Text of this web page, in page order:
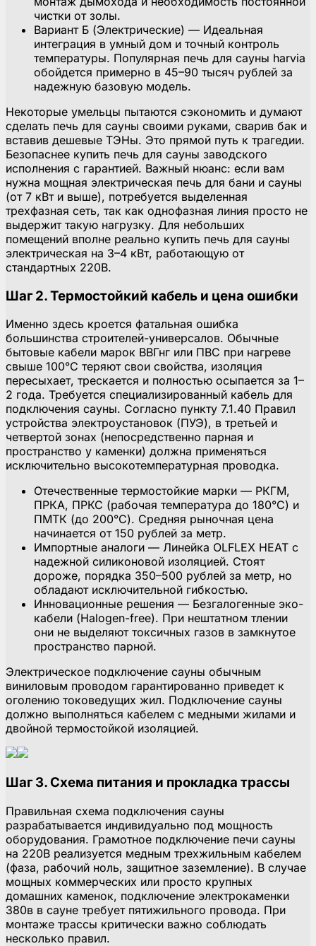
чистки от золы.
Вариант Б (Электрические) — Идеальная
интеграция в умный дом и точный контроль
температуры. Популярная печь для сауны harvia
обойдется примерно в 45–90 тысяч рублей за
надежную базовую модель.
Некоторые умельцы пытаются сэкономить и думают
сделать печь для сауны своими руками, сварив бак и
вставив дешевые ТЭНы. Это прямой путь к трагедии.
Безопаснее купить печь для сауны заводского
исполнения с гарантией. Важный нюанс: если вам
нужна мощная электрическая печь для бани и сауны
(от 7 кВт и выше), потребуется выделенная
трехфазная сеть, так как однофазная линия просто не
выдержит такую нагрузку. Для небольших
помещений вполне реально купить печь для сауны
электрическая на 3–4 кВт, работающую от
стандартных 220В.
Шаг 2. Термостойкий кабель и цена ошибки
Именно здесь кроется фатальная ошибка
большинства строителей-универсалов. Обычные
бытовые кабели марок ВВГнг или ПВС при нагреве
свыше 100°C теряют свои свойства, изоляция
пересыхает, трескается и полностью осыпается за 1–
2 года. Требуется специализированный кабель для
подключения сауны. Согласно пункту 7.1.40 Правил
устройства электроустановок (ПУЭ), в третьей и
четвертой зонах (непосредственно парная и
пространство у каменки) должна применяться
исключительно высокотемпературная проводка.
Отечественные термостойкие марки — РКГМ,
ПРКА, ПРКС (рабочая температура до 180°C) и
ПМТК (до 200°C). Средняя рыночная цена
начинается от 150 рублей за метр.
Импортные аналоги — Линейка OLFLEX HEAT с
надежной силиконовой изоляцией. Стоят
дороже, порядка 350–500 рублей за метр, но
обладают исключительной гибкостью.
Инновационные решения — Безгалогенные эко-
кабели (Halogen-free). При нештатном тлении
они не выделяют токсичных газов в замкнутое
пространство парной.
Электрическое подключение сауны обычным
виниловым проводом гарантированно приведет к
оголению токоведущих жил. Подключение сауны
должно выполняться кабелем с медными жилами и
двойной термостойкой изоляцией.
Шаг 3. Схема питания и прокладка трассы
Правильная схема подключения сауны
разрабатывается индивидуально под мощность
оборудования. Грамотное подключение печи сауны
на 220В реализуется медным трехжильным кабелем
(фаза, рабочий ноль, защитное заземление). В случае
мощных коммерческих или просто крупных
домашних каменок, подключение электрокаменки
380в в сауне требует пятижильного провода. При
монтаже трассы критически важно соблюдать
несколько правил.